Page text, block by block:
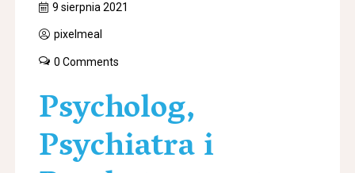
9 sierpnia 2021
pixelmeal
0 Comments
Psycholog,
Psychiatra i